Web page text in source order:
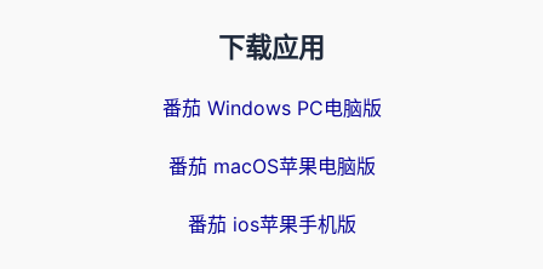
下载应用
番茄 Windows PC电脑版
番茄 macOS苹果电脑版
番茄 ios苹果手机版